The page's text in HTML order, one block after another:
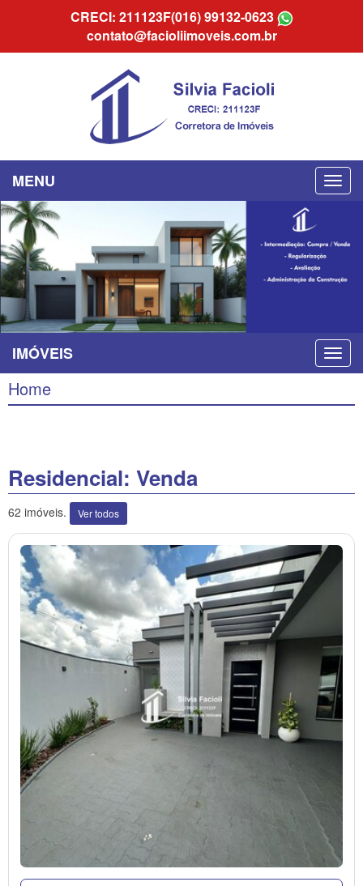
CRECI: 211123F(016) 99132-0623
contato@facioliimoveis.com.br
MENU
IMÓVEIS
Home
Residencial: Venda
62 imóveis. Ver todos